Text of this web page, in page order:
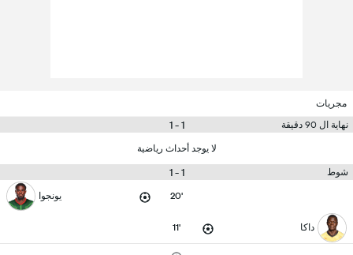
مجريات
نهاية ال 90 دقيقة
1 - 1
لا يوجد أحداث رياضية
شوط 1 - 1
20' يونجوا
داكا 11'